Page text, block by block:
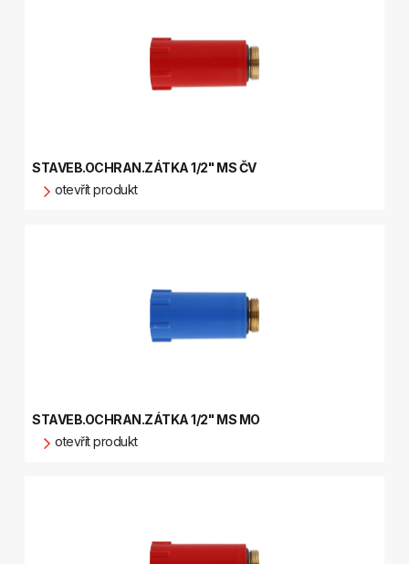
STAVEB.OCHRAN.ZÁTKA 1/2" MS ČV
otevřít produkt
STAVEB.OCHRAN.ZÁTKA 1/2" MS MO
otevřít produkt